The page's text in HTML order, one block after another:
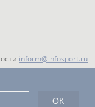
inform@infosport.ru